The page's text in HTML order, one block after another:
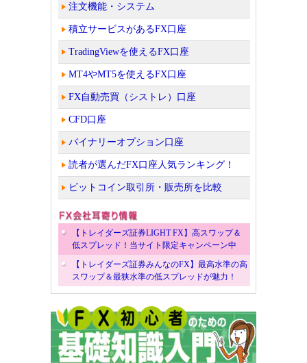
注文機能・システム
積立サービスがあるFX口座
TradingViewを使えるFX口座
MT4やMT5を使えるFX口座
FX自動売買（シストレ）口座
CFD口座
バイナリーオプション口座
読者が選んだFX口座人気ランキング！
ビットコイン取引所・販売所を比較
【トレイダーズ証券LIGHT FX】高スワップ＆
低スプレッド！当サイト限定キャンペーン中
【トレイダーズ証券みんなのFX】最高水準の高
スワップ＆最狭水準の低スプレッドが魅力！